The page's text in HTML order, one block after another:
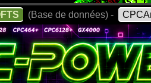
(Base de données) -